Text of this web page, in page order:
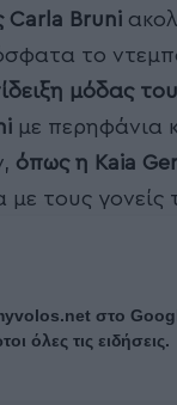
Carla Bruni
το
μόδας
με περηφάνια
όπως η Kaia
τους γονείς
στο
όλες τις ειδήσεις.